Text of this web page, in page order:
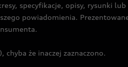
specyfikacje, opisy, rysunki
powiadomienia.
że inaczej zaznaczono.